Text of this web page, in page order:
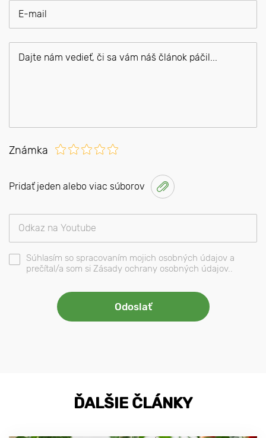
Známka
Pridať jeden alebo viac súborov
Súhlasím so spracovaním mojich osobných údajov a
prečítal/a som si Zásady ochrany osobných údajov..
ĎALŠIE ČLÁNKY